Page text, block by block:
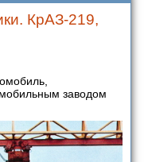
КрАЗ-219,
заводом